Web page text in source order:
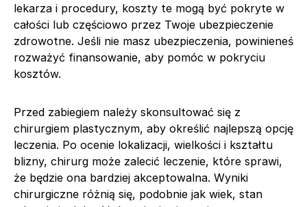
lekarza i procedury, koszty te mogą być pokryte w
całości lub częściowo przez Twoje ubezpieczenie
zdrowotne. Jeśli nie masz ubezpieczenia, powinieneś
rozważyć finansowanie, aby pomóc w pokryciu
kosztów.
Przed zabiegiem należy skonsultować się z
chirurgiem plastycznym, aby określić najlepszą opcję
leczenia. Po ocenie lokalizacji, wielkości i kształtu
blizny, chirurg może zalecić leczenie, które sprawi,
że będzie ona bardziej akceptowalna. Wyniki
chirurgiczne różnią się, podobnie jak wiek, stan